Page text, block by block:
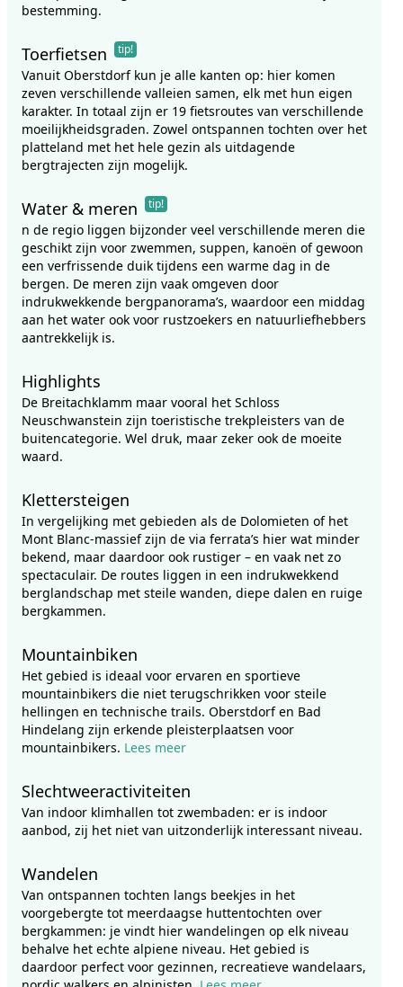
bestemming.
Toerfietsen tip!
Vanuit Oberstdorf kun je alle kanten op: hier komen
zeven verschillende valleien samen, elk met hun eigen
karakter. In totaal zijn er 19 fietsroutes van verschillende
moeilijkheidsgraden. Zowel ontspannen tochten over het
platteland met het hele gezin als uitdagende
bergtrajecten zijn mogelijk.
Water & meren tip!
n de regio liggen bijzonder veel verschillende meren die
geschikt zijn voor zwemmen, suppen, kanoën of gewoon
een verfrissende duik tijdens een warme dag in de
bergen. De meren zijn vaak omgeven door
indrukwekkende bergpanorama’s, waardoor een middag
aan het water ook voor rustzoekers en natuurliefhebbers
aantrekkelijk is.
Highlights
De Breitachklamm maar vooral het Schloss
Neuschwanstein zijn toeristische trekpleisters van de
buitencategorie. Wel druk, maar zeker ook de moeite
waard.
Klettersteigen
In vergelijking met gebieden als de Dolomieten of het
Mont Blanc-massief zijn de via ferrata’s hier wat minder
bekend, maar daardoor ook rustiger – en vaak net zo
spectaculair. De routes liggen in een indrukwekkend
berglandschap met steile wanden, diepe dalen en ruige
bergkammen.
Mountainbiken
Het gebied is ideaal voor ervaren en sportieve
mountainbikers die niet terugschrikken voor steile
hellingen en technische trails. Oberstdorf en Bad
Hindelang zijn erkende pleisterplaatsen voor
mountainbikers. Lees meer
Slechtweeractiviteiten
Van indoor klimhallen tot zwembaden: er is indoor
aanbod, zij het niet van uitzonderlijk interessant niveau.
Wandelen
Van ontspannen tochten langs beekjes in het
voorgebergte tot meerdaagse huttentochten over
bergkammen: je vindt hier wandelingen op elk niveau
behalve het echte alpiene niveau. Het gebied is
daardoor perfect voor gezinnen, recreatieve wandelaars,